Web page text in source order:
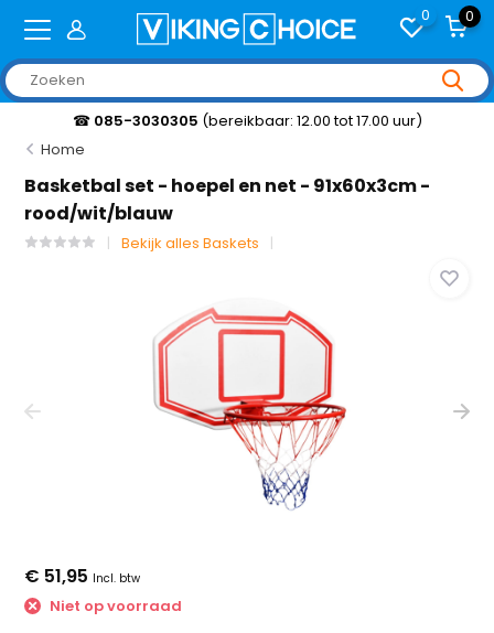
0 0
☎ 085-3030305 (bereikbaar: 12.00 tot 17.00 uur)
Home
Basketbal set - hoepel en net - 91x60x3cm -
rood/wit/blauw
Bekijk alles Baskets
€ 51,95 Incl. btw
Niet op voorraad